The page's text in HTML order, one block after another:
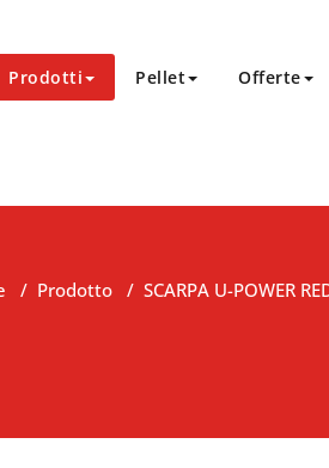
Prodotti Pellet Offerte
/ Prodotto / SCARPA U-POWER